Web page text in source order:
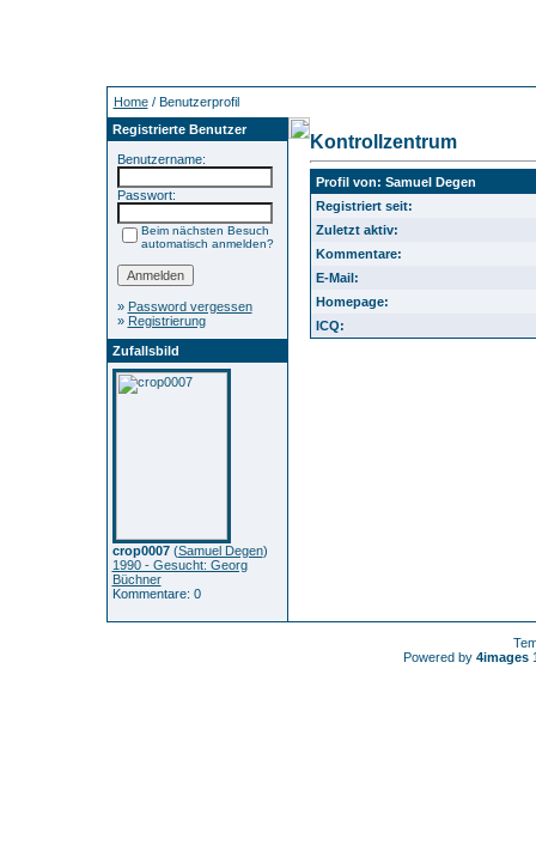
Home/ Benutzerprofil
Registrierte Benutzer
Benutzername:
Passwort:
Beim nächsten Besuch
automatisch anmelden?
» Password vergessen
» Registrierung
Zufallsbild
crop0007(Samuel Degen)
1990 - Gesucht: Georg
Büchner
Kommentare: 0
Kontrollzentrum
Profil von: Samuel Degen
Registriert seit:
Zuletzt aktiv:
Kommentare:
E-Mail:
Homepage:
ICQ:
Powered by 4images